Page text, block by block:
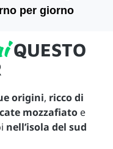
per giorno
QUESTO
origini, ricco di
mozzafiato e
nell’isola del sud